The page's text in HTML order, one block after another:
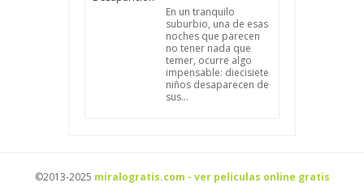
En un tranquilo
suburbio, una de esas
noches que parecen
no tener nada que
temer, ocurre algo
impensable: diecisiete
niños desaparecen de
sus...
©2013-2025 miralogratis.com - ver peliculas online gratis